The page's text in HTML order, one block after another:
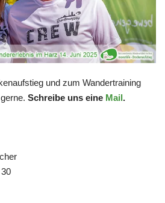
und zum Wandertraining
Schreibe uns eine Mail.